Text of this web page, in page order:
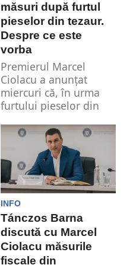
măsuri după furtul
pieselor din tezaur.
Despre ce este
vorba
Premierul Marcel
Ciolacu a anunțat
miercuri că, în urma
furtului pieselor din
INFO
Tánczos Barna
discută cu Marcel
Ciolacu măsurile
fiscale din